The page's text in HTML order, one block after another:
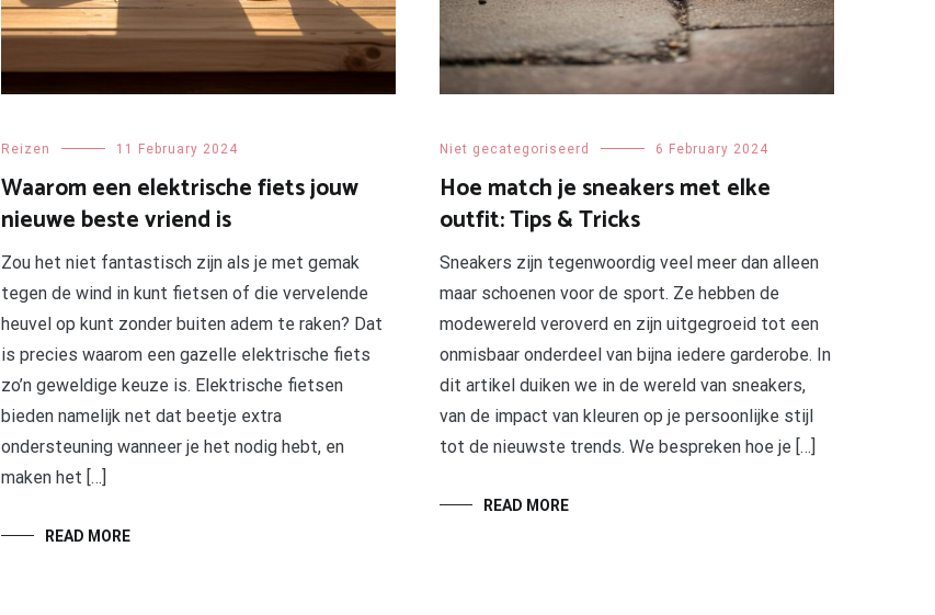
Reizen 11 February 2024
Waarom een elektrische fiets jouw
nieuwe beste vriend is
Zou het niet fantastisch zijn als je met gemak
tegen de wind in kunt fietsen of die vervelende
heuvel op kunt zonder buiten adem te raken? Dat
is precies waarom een gazelle elektrische fiets
zo’n geweldige keuze is. Elektrische fietsen
bieden namelijk net dat beetje extra
ondersteuning wanneer je het nodig hebt, en
maken het […]
READ MORE
Niet gecategoriseerd 6 February 2024
Hoe match je sneakers met elke
outfit: Tips & Tricks
Sneakers zijn tegenwoordig veel meer dan alleen
maar schoenen voor de sport. Ze hebben de
modewereld veroverd en zijn uitgegroeid tot een
onmisbaar onderdeel van bijna iedere garderobe. In
dit artikel duiken we in de wereld van sneakers,
van de impact van kleuren op je persoonlijke stijl
tot de nieuwste trends. We bespreken hoe je […]
READ MORE